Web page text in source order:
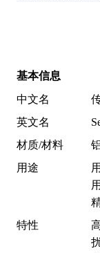
基本信息
中文名
英文名
材质/材料
用途
特性